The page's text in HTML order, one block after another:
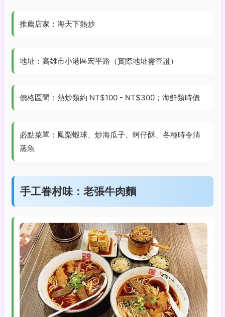
推薦店家：海天下熱炒
地址：高雄市小港區宏平路（實際地址需查證）
價格區間：熱炒類約 NT$100 - NT$300；海鮮類時價
必點菜單：鳳梨蝦球、炒海瓜子、蚵仔酥、各種時令清
蒸魚
手工眷村味：老張牛肉麵